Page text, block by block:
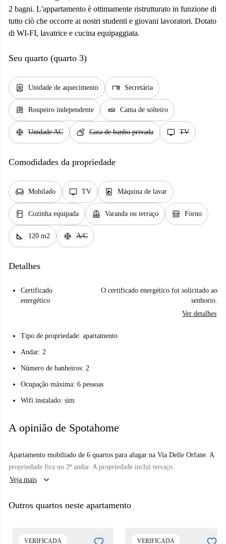
2 bagni. L'appartamento è ottimamente ristrutturato in funzione di
tutto ciò che occorre ai nostri studenti e giovani lavoratori. Dotato
di WI-FI, lavatrice e cucina equipaggiata.
Seu quarto (quarto 3)
water_heater Unidade de aquecimento desk Secretária
dresser Roupeiro independente airline_seat_flat Cama de solteiro
ac_unit Unidade AC soap Casa de banho privada tv TV
Comodidades da propriedade
chair Mobilado tv TV local_laundry_service Máquina de lavar
kitchen Cozinha equipada balcony Varanda ou terraço oven_gen Forno
square_foot 120 m2 ac_unit A/C
Detalhes
Certificado
energético
O certificado energético foi solicitado ao
senhorio.
Ver detalhes
Tipo de propriedade: apartamento
Andar: 2
Número de banheiros: 2
Ocupação máxima: 6 pessoas
Wifi instalado: sim
A opinião de Spotahome
Apartamento mobiliado de 6 quartos para alugar na Via Delle Orfane. A
propriedade fica no 2º andar. A propriedade inclui terraço.
Veja mais
keyboard_arrow_down
Outros quartos neste apartamento
VERIFICADA VERIFICADA